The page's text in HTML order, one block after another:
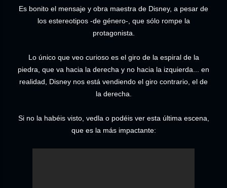
Es bonito el mensaje y obra maestra de Disney, a pesar de
los estereotipos -de género-, que sólo rompe la
protagonista.
Lo único que veo curioso es el giro de la espiral de la
piedra, que va hacia la derecha y no hacia la izquierda... en
realidad, Disney nos está vendiendo el giro contrario, el de
la derecha.
Si no la habéis visto, vedla o podéis ver esta última escena,
que es la más impactante: